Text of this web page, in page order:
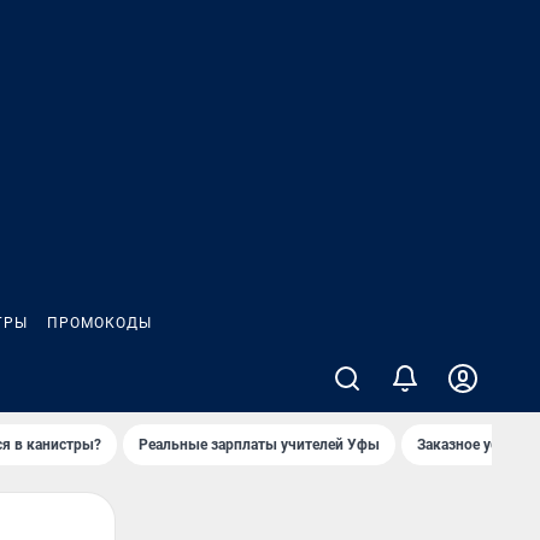
ПРОМОКОДЫ
в канистры? Реальные зарплаты учителей Уфы Заказное